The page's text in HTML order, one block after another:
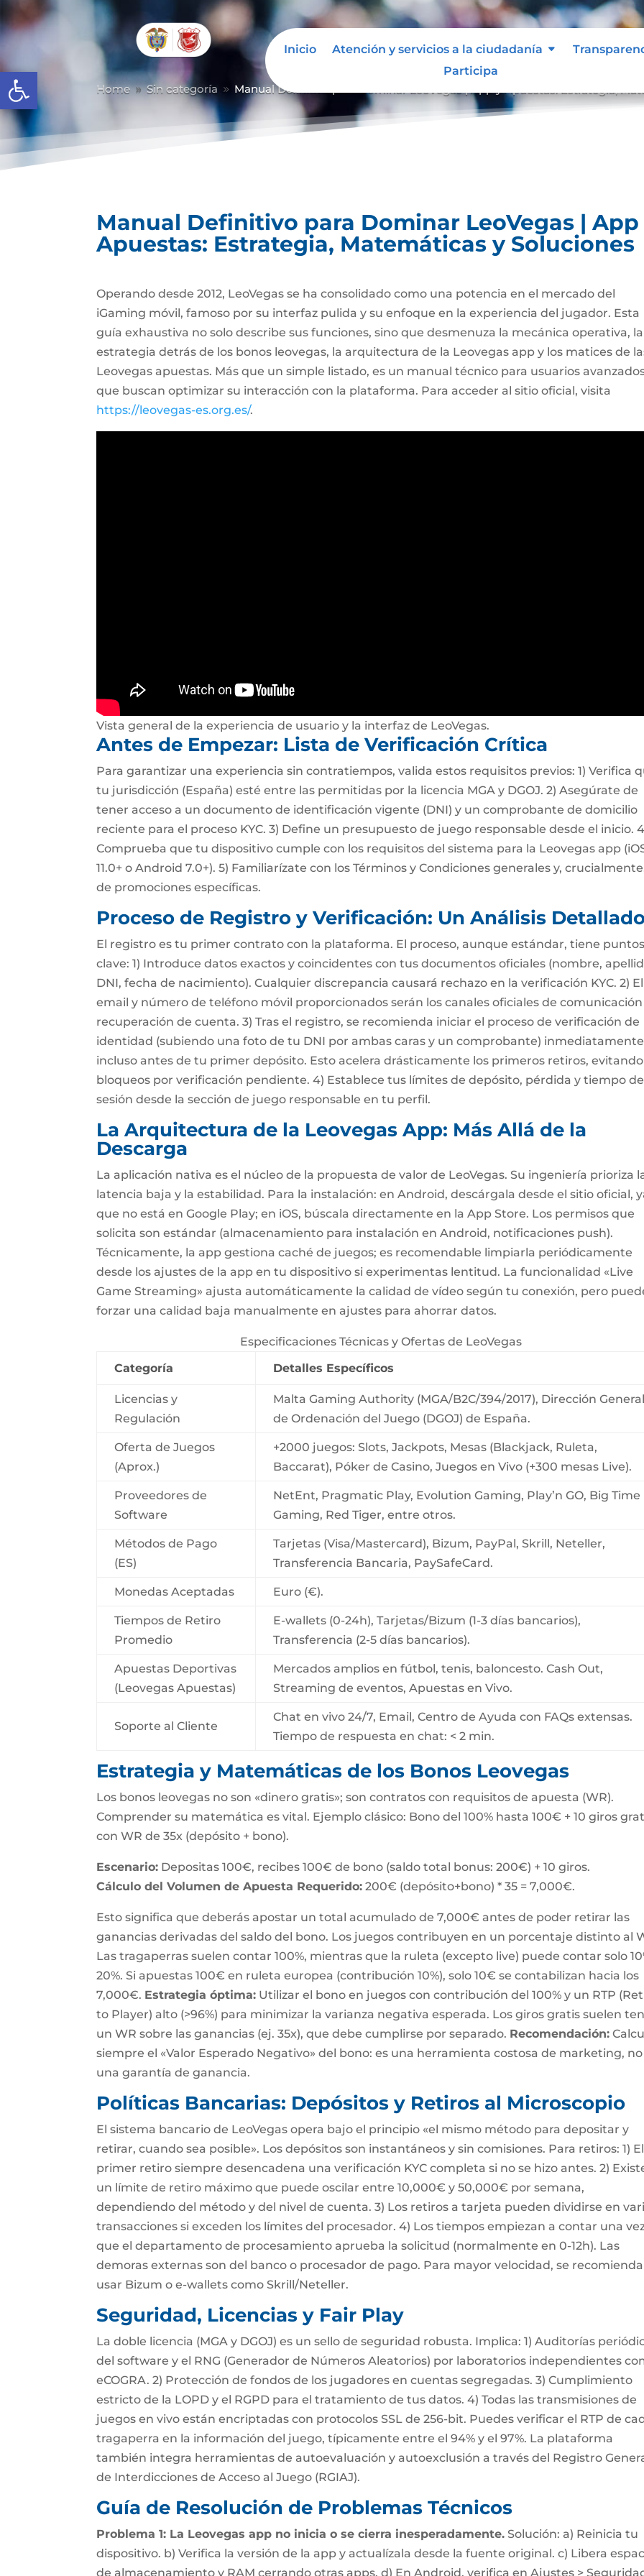
Abrir barra de herramientas
Inicio Atención y servicios a la ciudadanía
Participa
Home 9 Sin categoría 9 Manual Definitivo para Dominar LeoVegas | App y Apuestas: Estrategia,
Manual Definitivo para Dominar LeoVegas | App
Apuestas: Estrategia, Matemáticas y Soluciones
Operando desde 2012, LeoVegas se ha consolidado como una potencia en el mercado del
iGaming móvil, famoso por su interfaz pulida y su enfoque en la experiencia del jugador. Esta
guía exhaustiva no solo describe sus funciones, sino que desmenuza la mecánica operativa, la
estrategia detrás de los bonos leovegas, la arquitectura de la Leovegas app y los matices de
Leovegas apuestas. Más que un simple listado, es un manual técnico para usuarios
que buscan optimizar su interacción con la plataforma. Para acceder al sitio oficial, visita
https://leovegas-es.org.es/.
Vista general de la experiencia de usuario y la interfaz de LeoVegas.
Antes de Empezar: Lista de Verificación Crítica
Para garantizar una experiencia sin contratiempos, valida estos requisitos previos: 1) Verifica
tu jurisdicción (España) esté entre las permitidas por la licencia MGA y DGOJ. 2) Asegúrate de
tener acceso a un documento de identificación vigente (DNI) y un comprobante de domicilio
reciente para el proceso KYC. 3) Define un presupuesto de juego responsable desde el inicio.
Comprueba que tu dispositivo cumple con los requisitos del sistema para la Leovegas app
11.0+ o Android 7.0+). 5) Familiarízate con los Términos y Condiciones generales y,
de promociones específicas.
Proceso de Registro y Verificación: Un Análisis
El registro es tu primer contrato con la plataforma. El proceso, aunque estándar, tiene
clave: 1) Introduce datos exactos y coincidentes con tus documentos oficiales (nombre,
DNI, fecha de nacimiento). Cualquier discrepancia causará rechazo en la verificación KYC. 2) El
email y número de teléfono móvil proporcionados serán los canales oficiales de
recuperación de cuenta. 3) Tras el registro, se recomienda iniciar el proceso de verificación de
identidad (subiendo una foto de tu DNI por ambas caras y un comprobante)
incluso antes de tu primer depósito. Esto acelera drásticamente los primeros retiros, evitando
bloqueos por verificación pendiente. 4) Establece tus límites de depósito, pérdida y tiempo de
sesión desde la sección de juego responsable en tu perfil.
La Arquitectura de la Leovegas App: Más Allá de la
Descarga
La aplicación nativa es el núcleo de la propuesta de valor de LeoVegas. Su ingeniería prioriza
latencia baja y la estabilidad. Para la instalación: en Android, descárgala desde el sitio oficial,
que no está en Google Play; en iOS, búscala directamente en la App Store. Los permisos que
solicita son estándar (almacenamiento para instalación en Android, notificaciones push).
Técnicamente, la app gestiona caché de juegos; es recomendable limpiarla periódicamente
desde los ajustes de la app en tu dispositivo si experimentas lentitud. La funcionalidad «Live
Game Streaming» ajusta automáticamente la calidad de vídeo según tu conexión, pero
forzar una calidad baja manualmente en ajustes para ahorrar datos.
Especificaciones Técnicas y Ofertas de LeoVegas
Categoría
Detalles Específicos
Licencias y
Regulación
Malta Gaming Authority (MGA/B2C/394/2017), Dirección
de Ordenación del Juego (DGOJ) de España.
Oferta de Juegos
(Aprox.)
+2000 juegos: Slots, Jackpots, Mesas (Blackjack, Ruleta,
Baccarat), Póker de Casino, Juegos en Vivo (+300 mesas Live).
Proveedores de
Software
NetEnt, Pragmatic Play, Evolution Gaming, Play’n GO, Big Time
Gaming, Red Tiger, entre otros.
Métodos de Pago
(ES)
Tarjetas (Visa/Mastercard), Bizum, PayPal, Skrill, Neteller,
Transferencia Bancaria, PaySafeCard.
Monedas Aceptadas Euro (€).
Tiempos de Retiro
Promedio
E-wallets (0-24h), Tarjetas/Bizum (1-3 días bancarios),
Transferencia (2-5 días bancarios).
Apuestas Deportivas
(Leovegas Apuestas)
Mercados amplios en fútbol, tenis, baloncesto. Cash Out,
Streaming de eventos, Apuestas en Vivo.
Soporte al Cliente
Chat en vivo 24/7, Email, Centro de Ayuda con FAQs extensas.
Tiempo de respuesta en chat: < 2 min.
Estrategia y Matemáticas de los Bonos Leovegas
Los bonos leovegas no son «dinero gratis»; son contratos con requisitos de apuesta (WR).
Comprender su matemática es vital. Ejemplo clásico: Bono del 100% hasta 100€ + 10 giros
con WR de 35x (depósito + bono).
Escenario: Depositas 100€, recibes 100€ de bono (saldo total bonus: 200€) + 10 giros.
Cálculo del Volumen de Apuesta Requerido: 200€ (depósito+bono) * 35 = 7,000€.
Esto significa que deberás apostar un total acumulado de 7,000€ antes de poder retirar las
ganancias derivadas del saldo del bono. Los juegos contribuyen en un porcentaje distinto al
Las tragaperras suelen contar 100%, mientras que la ruleta (excepto live) puede contar solo
20%. Si apuestas 100€ en ruleta europea (contribución 10%), solo 10€ se contabilizan hacia los
7,000€. Estrategia óptima: Utilizar el bono en juegos con contribución del 100% y un RTP
to Player) alto (>96%) para minimizar la varianza negativa esperada. Los giros gratis suelen
un WR sobre las ganancias (ej. 35x), que debe cumplirse por separado. Recomendación:
siempre el «Valor Esperado Negativo» del bono: es una herramienta costosa de marketing, no
una garantía de ganancia.
Políticas Bancarias: Depósitos y Retiros al Microscopio
El sistema bancario de LeoVegas opera bajo el principio «el mismo método para depositar y
retirar, cuando sea posible». Los depósitos son instantáneos y sin comisiones. Para retiros: 1) El
primer retiro siempre desencadena una verificación KYC completa si no se hizo antes. 2)
un límite de retiro máximo que puede oscilar entre 10,000€ y 50,000€ por semana,
dependiendo del método y del nivel de cuenta. 3) Los retiros a tarjeta pueden dividirse en
transacciones si exceden los límites del procesador. 4) Los tiempos empiezan a contar una
que el departamento de procesamiento aprueba la solicitud (normalmente en 0-12h). Las
demoras externas son del banco o procesador de pago. Para mayor velocidad, se recomienda
usar Bizum o e-wallets como Skrill/Neteller.
Seguridad, Licencias y Fair Play
La doble licencia (MGA y DGOJ) es un sello de seguridad robusta. Implica: 1) Auditorías
del software y el RNG (Generador de Números Aleatorios) por laboratorios independientes
eCOGRA. 2) Protección de fondos de los jugadores en cuentas segregadas. 3) Cumplimiento
estricto de la LOPD y el RGPD para el tratamiento de tus datos. 4) Todas las transmisiones de
juegos en vivo están encriptadas con protocolos SSL de 256-bit. Puedes verificar el RTP de
tragaperra en la información del juego, típicamente entre el 94% y el 97%. La plataforma
también integra herramientas de autoevaluación y autoexclusión a través del Registro
de Interdicciones de Acceso al Juego (RGIAJ).
Guía de Resolución de Problemas Técnicos
Problema 1: La Leovegas app no inicia o se cierra inesperadamente. Solución: a) Reinicia tu
dispositivo. b) Verifica la versión de la app y actualízala desde la fuente original. c) Libera
de almacenamiento y RAM cerrando otras apps. d) En Android, verifica en Ajustes >